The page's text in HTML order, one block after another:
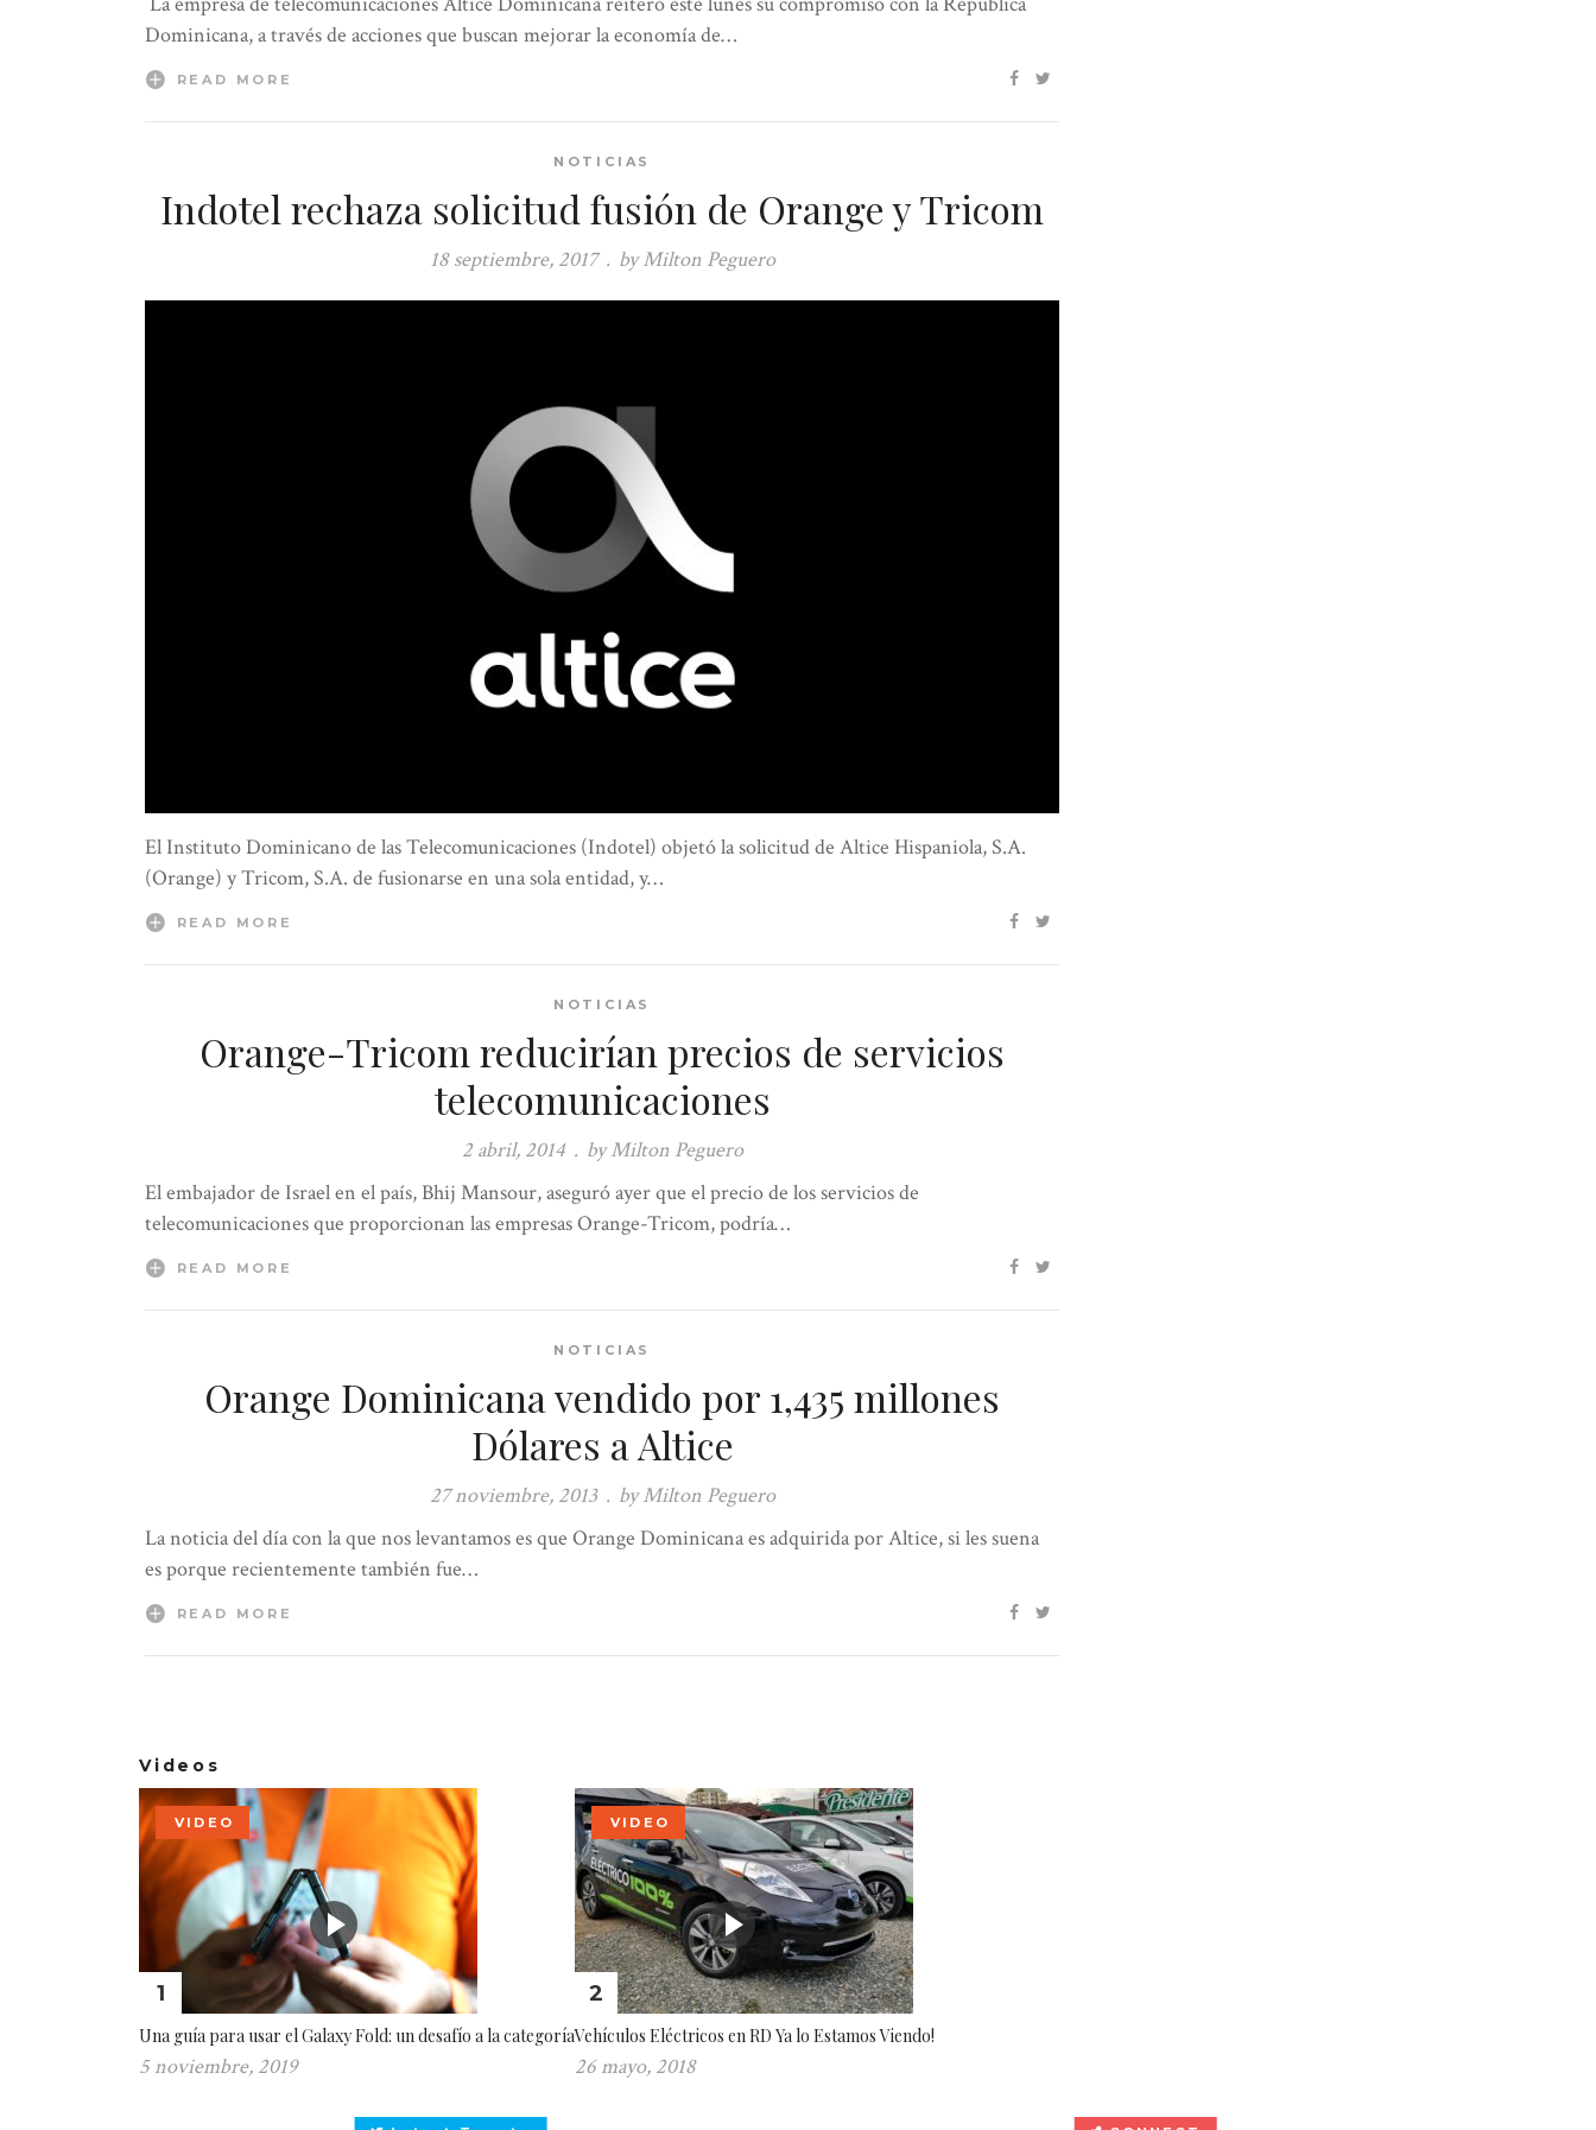
Dominicana, a través de acciones que buscan mejorar la economía de…
READ MORE
NOTICIAS
Indotel rechaza solicitud fusión de Orange y Tricom
18 septiembre, 2017 . by Milton Peguero
El Instituto Dominicano de las Telecomunicaciones (Indotel) objetó la solicitud de Altice Hispaniola, S.A.
(Orange) y Tricom, S.A. de fusionarse en una sola entidad, y…
READ MORE
NOTICIAS
Orange-Tricom reducirían precios de servicios
telecomunicaciones
2 abril, 2014 . by Milton Peguero
El embajador de Israel en el país, Bhij Mansour, aseguró ayer que el precio de los servicios de
telecomunicaciones que proporcionan las empresas Orange-Tricom, podría…
READ MORE
NOTICIAS
Orange Dominicana vendido por 1,435 millones
Dólares a Altice
27 noviembre, 2013 . by Milton Peguero
La noticia del día con la que nos levantamos es que Orange Dominicana es adquirida por Altice, si les suena
es porque recientemente también fue…
READ MORE
Videos
1
VIDEO
Una guía para usar el Galaxy Fold: un desafío a la categoría
5 noviembre, 2019
2
VIDEO
Vehículos Eléctricos en RD Ya lo Estamos Viendo!
26 mayo, 2018